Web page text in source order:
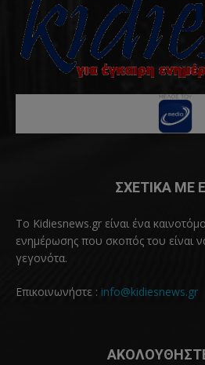
ΣΧΕΤΙΚΑ ΜΕ
Το Kidiesnews.gr είναι ένα
ενημέρωσης που σκοπός του είναι
γεγονότα.
Επικοινωνήστε : info@kidiesnews.gr